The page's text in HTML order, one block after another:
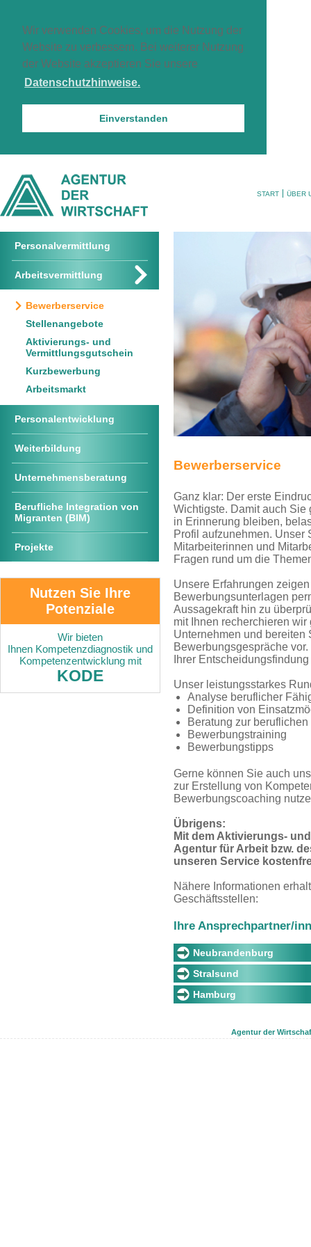
Wir verwenden Cookies, um die Nutzung der
Website zu verbessern. Bei weiterer Nutzung
der Website akzeptieren Sie unsere
Datenschutzhinweise.
Einverstanden
START ÜBER
Personalvermittlung
Arbeitsvermittlung
Bewerberservice
Stellenangebote
Aktivierungs- und
Vermittlungsgutschein
Kurzbewerbung
Arbeitsmarkt
Personalentwicklung
Weiterbildung
Unternehmensberatung
Berufliche Integration von
Migranten (BIM)
Projekte
Nutzen Sie Ihre
Potenziale
Wir bieten
Ihnen Kompetenzdiagnostik und
Kompetenzentwicklung mit
KODE
Bewerberservice
Ganz klar: Der erste
Wichtigste. Damit auch Sie
in Erinnerung bleiben,
Profil aufzunehmen. Unser
Mitarbeiterinnen und
Fragen rund um die
Unsere Erfahrungen
Bewerbungsunterlagen
Aussagekraft hin zu
mit Ihnen recherchieren
Unternehmen und bereiten
Bewerbungsgespräche
Ihrer
Unser leistungsstarkes
Analyse beruflicher
Definition von
Beratung zur
Bewerbungstraining
Bewerbungstipps
Gerne können Sie auch
zur Erstellung von
Bewerbungscoaching
Übrigens:
Mit dem Aktivierungs-
Agentur für Arbeit bzw.
unseren Service
Nähere Informationen
Geschäftsstellen:
Ihre Ansprechpartner/
Neubrandenburg
Stralsund
Hamburg
Agentur der